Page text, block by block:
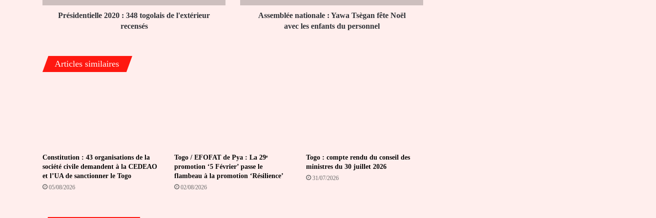
Présidentielle 2020 : 348 togolais de l'extérieur
recensés
les
Assemblée nationale : Yawa Tsègan fête Noël
avec les enfants du personnel
Articles similaires
Constitution : 43 organisations de la
société civile demandent à la CEDEAO
et l’UA de sanctionner le Togo
05/08/2026
Togo / EFOFAT de Pya : La 29ᵉ
promotion ‘5 Février’ passe le
flambeau à la promotion ‘Résilience’
02/08/2026
Togo : compte rendu du conseil des
ministres du 30 juillet 2026
31/07/2026